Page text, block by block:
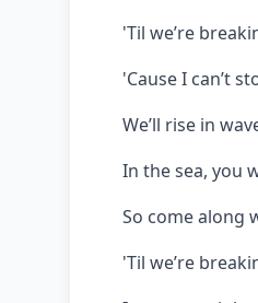
'Til we’re
'Cause I can’t
We’ll rise in
In the sea, you
So come along
'Til we’re